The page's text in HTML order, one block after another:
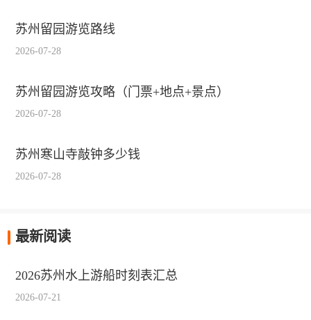
苏州留园游览路线
2026-07-28
苏州留园游览攻略（门票+地点+景点）
2026-07-28
苏州寒山寺敲钟多少钱
2026-07-28
最新阅读
2026苏州水上游船时刻表汇总
2026-07-21